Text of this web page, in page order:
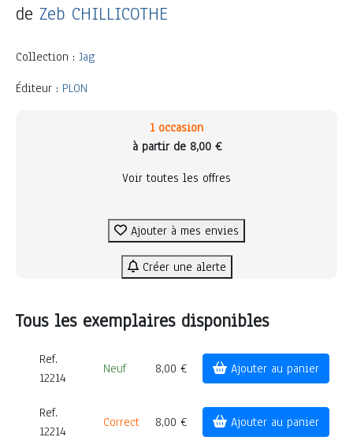
de Zeb CHILLICOTHE
Collection : Jag
Éditeur : PLON
1 occasion
à partir de 8,00 €
Voir toutes les offres
Ajouter à mes envies
Créer une alerte
Tous les exemplaires disponibles
Ref.
12214
Neuf 8,00 € Ajouter au panier
Ref.
12214
Correct 8,00 € Ajouter au panier